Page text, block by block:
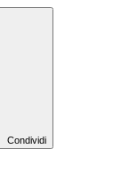
Condividi